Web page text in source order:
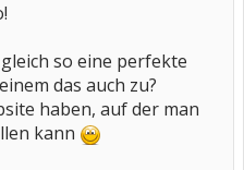
so eine perfekte
das auch zu?
haben, auf der man
kann